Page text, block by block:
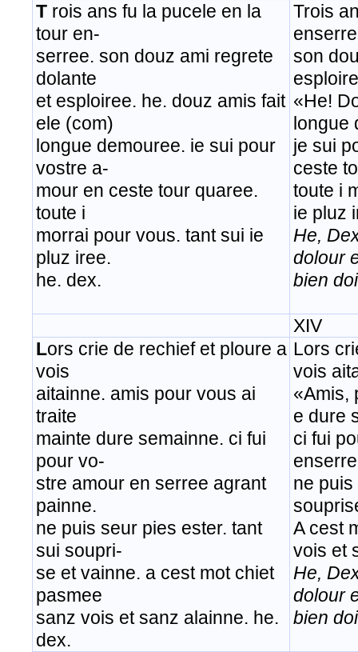
T rois ans fu la pucele en la
tour en-
serree. son douz ami regrete
dolante
et esploiree. he. douz amis fait
ele (com)
longue demouree. ie sui pour
vostre a-
mour en ceste tour quaree.
toute i
morrai pour vous. tant sui ie
pluz iree.
he. dex.
Trois
son
«He!
longue
je sui
ceste
toute i
ie pluz
He,
dolour
bien
XIV
Lors crie de rechief et ploure a
vois
aitainne. amis pour vous ai
traite
mainte dure semainne. ci fui
pour vo-
stre amour en serree agrant
painne.
ne puis seur pies ester. tant
sui soupri-
se et vainne. a cest mot chiet
pasmee
sanz vois et sanz alainne. he.
dex.
Lors
vois
«Amis,
e dure
ci fui
ne
A cest
vois et
He,
dolour
bien